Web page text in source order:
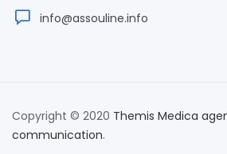
info@assouline.info
Copyright © 2020 Themis Medica
communication.